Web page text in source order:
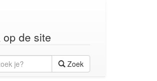
op de site
Zoek